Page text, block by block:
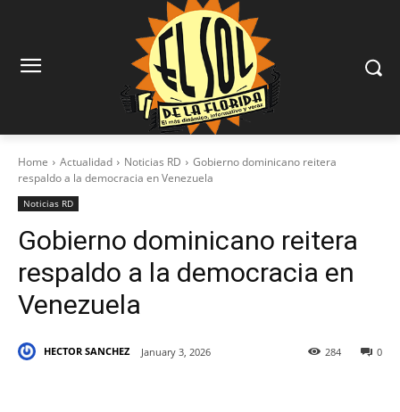
Home Actualidad Noticias RD
Gobierno dominicano reitera
respaldo a la democracia en Venezuela
Noticias RD
Gobierno dominicano reitera
respaldo a la democracia en
Venezuela
HECTOR SANCHEZ January 3, 2026 0
284